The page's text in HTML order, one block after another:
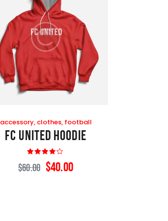
accessory, clothes, football
FC United Hoodie
Rated
4.00
$60.00 $40.00